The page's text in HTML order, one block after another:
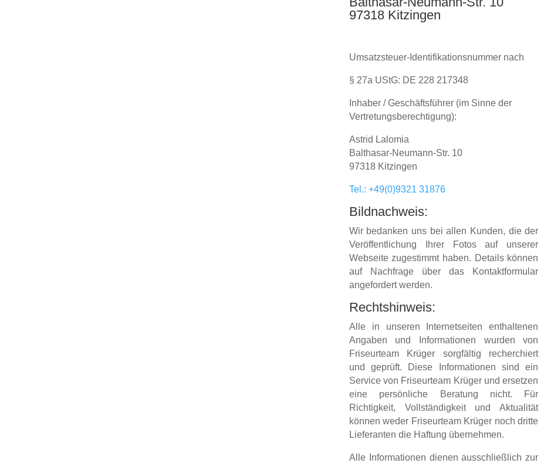
97318 Kitzingen
Umsatzsteuer-Identifikationsnummer nach
§ 27a UStG: DE 228 217348
Inhaber / Geschäftsführer (im Sinne der
Vertretungsberechtigung):
Astrid Lalomia
Balthasar-Neumann-Str. 10
97318 Kitzingen
Tel.: +49(0)9321 31876
Bildnachweis:
Wir bedanken uns bei allen Kunden, die der
Veröffentlichung Ihrer Fotos auf unserer
Webseite zugestimmt haben. Details können
auf Nachfrage über das Kontaktformular
angefordert werden.
Rechtshinweis:
Alle in unseren Internetseiten enthaltenen
Angaben und Informationen wurden von
Friseurteam Krüger sorgfältig recherchiert
und geprüft. Diese Informationen sind ein
Service von Friseurteam Krüger und ersetzen
eine persönliche Beratung nicht. Für
Richtigkeit, Vollständigkeit und Aktualität
können weder Friseurteam Krüger noch dritte
Lieferanten die Haftung übernehmen.
Alle Informationen dienen ausschließlich zur